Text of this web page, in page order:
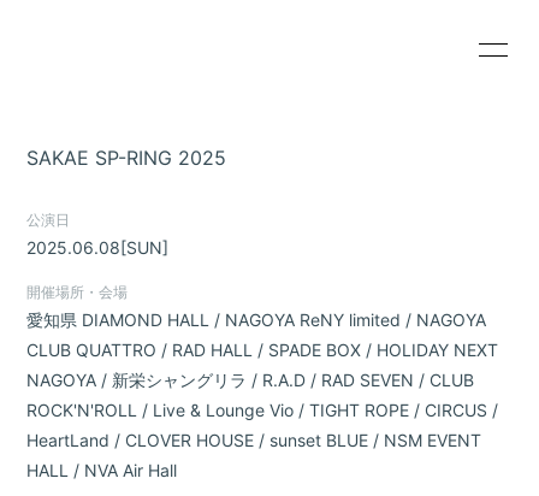
SCHEDULE
VIDEO
Wezzy's SHOP
BLOG
PHOTO
SAKAE SP-RING 2025
公演日
2025.06.08[SUN]
開催場所・会場
愛知県 DIAMOND HALL / NAGOYA ReNY limited / NAGOYA
CLUB QUATTRO / RAD HALL / SPADE BOX / HOLIDAY NEXT
NAGOYA / 新栄シャングリラ / R.A.D / RAD SEVEN / CLUB
ROCK'N'ROLL / Live & Lounge Vio / TIGHT ROPE / CIRCUS /
HeartLand / CLOVER HOUSE / sunset BLUE / NSM EVENT
HALL / NVA Air Hall